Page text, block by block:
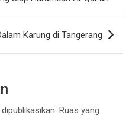
Karung di Tangerang
Ruas yang